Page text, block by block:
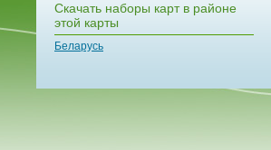
Скачать наборы карт в районе
этой карты
Беларусь